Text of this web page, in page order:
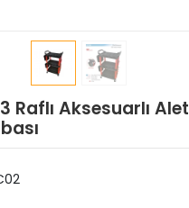
Raflı Aksesuarlı Alet